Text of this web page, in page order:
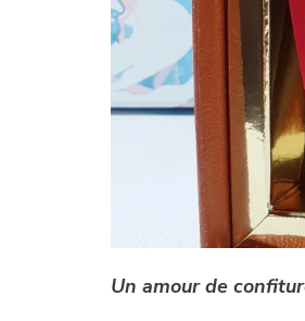
Un amour de